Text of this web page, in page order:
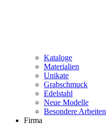
Kataloge
Materialien
Unikate
Grabschmuck
Edelstahl
Neue Modelle
Besondere Arbeiten
Firma